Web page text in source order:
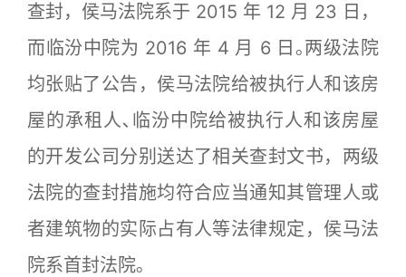
查封，侯马法院系于 2015 年 12 月 23 日，
而临汾中院为 2016 年 4 月 6 日｡两级法院
均张贴了公告，侯马法院给被执行人和该房
屋的承租人､临汾中院给被执行人和该房屋
的开发公司分别送达了相关查封文书，两级
法院的查封措施均符合应当通知其管理人或
者建筑物的实际占有人等法律规定，侯马法
院系首封法院｡